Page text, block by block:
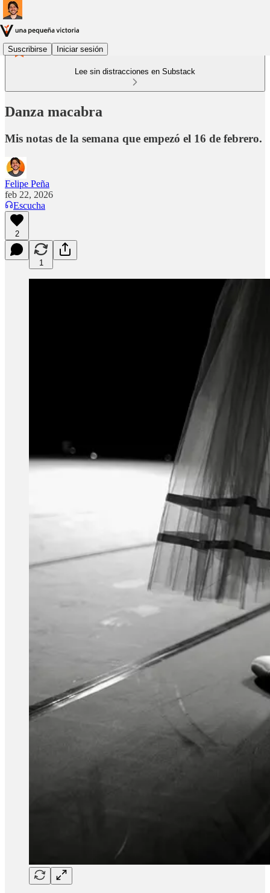
Suscribirse Iniciar sesión
Lee sin distracciones en Substack
Danza macabra
Mis notas de la semana que empezó el 16 de febrero.
Felipe Peña
feb 22, 2026
Escucha
2
1